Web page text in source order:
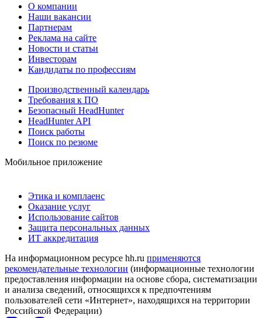
О компании
Наши вакансии
Партнерам
Реклама на сайте
Новости и статьи
Инвесторам
Кандидаты по профессиям
Производственный календарь
Требования к ПО
Безопасный HeadHunter
HeadHunter API
Поиск работы
Поиск по резюме
Мобильное приложение
Этика и комплаенс
Оказание услуг
Использование сайтов
Защита персональных данных
ИТ аккредитация
На информационном ресурсе hh.ru применяются
рекомендательные технологии (информационные технологии
предоставления информации на основе сбора, систематизации
и анализа сведений, относящихся к предпочтениям
пользователей сети «Интернет», находящихся на территории
Российской Федерации)